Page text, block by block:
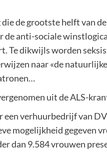
de grootste helft van
anti-sociale
Te dikwijls worden
naar «de
uit de ALS-
een verhuurbedrijf van
mogelijkheid gegeven
dan 9.584 vrouwen